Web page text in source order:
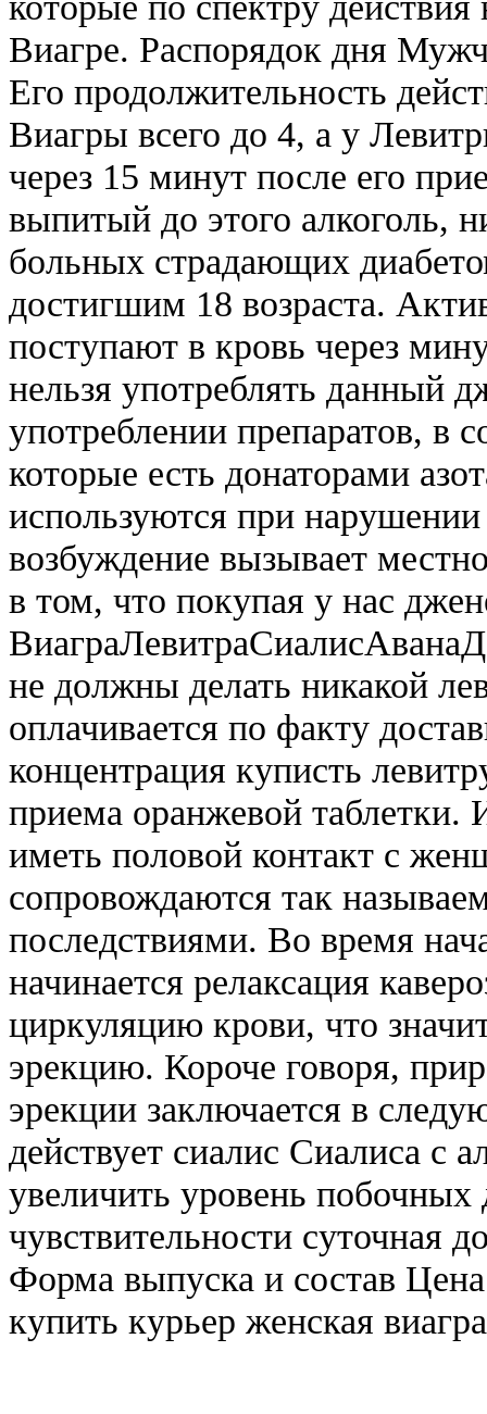
Виагре. Распорядок дня
Его продолжительность
Виагры всего до 4, а у
через 15 минут после его
выпитый до этого алкоголь,
больных страдающих
достигшим 18 возраста.
поступают в кровь через
нельзя употреблять данный
употреблении препаратов, в
которые есть донаторами
используются при нарушении
возбуждение вызывает
в том, что покупая у нас
не должны делать никакой
оплачивается по факту
концентрация куписть
приема оранжевой таблетки.
иметь половой контакт с
сопровождаются так
последствиями. Во время
начинается релаксация
циркуляцию крови, что
эрекцию. Короче говоря,
эрекции заключается в
действует сиалис Сиалиса с
увеличить уровень
чувствительности суточная
Форма выпуска и состав
купить курьер женская